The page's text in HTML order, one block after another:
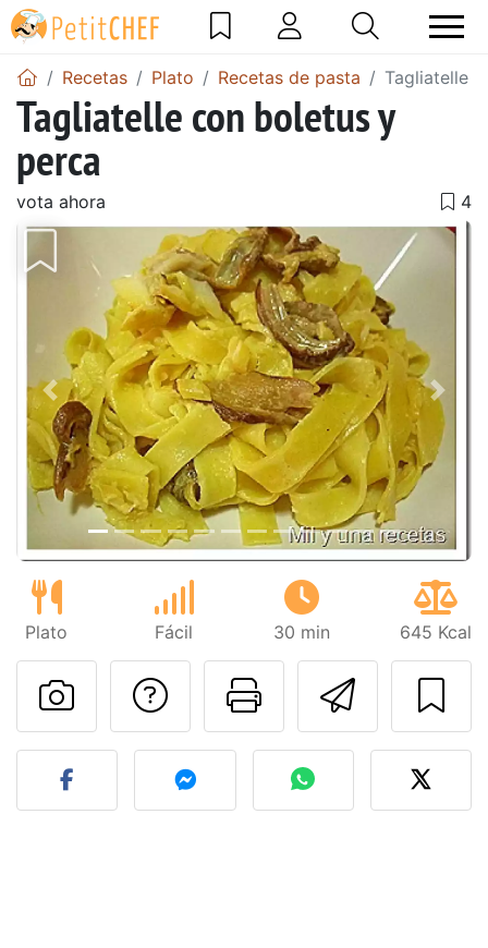
Recetas Plato Recetas de pasta Tagliatelle
Tagliatelle con boletus y
perca
vota ahora
Anterior
Plato Fácil 30 min 645 Kcal
Imprimir
Preguntar al autor
Publicar la foto de esta